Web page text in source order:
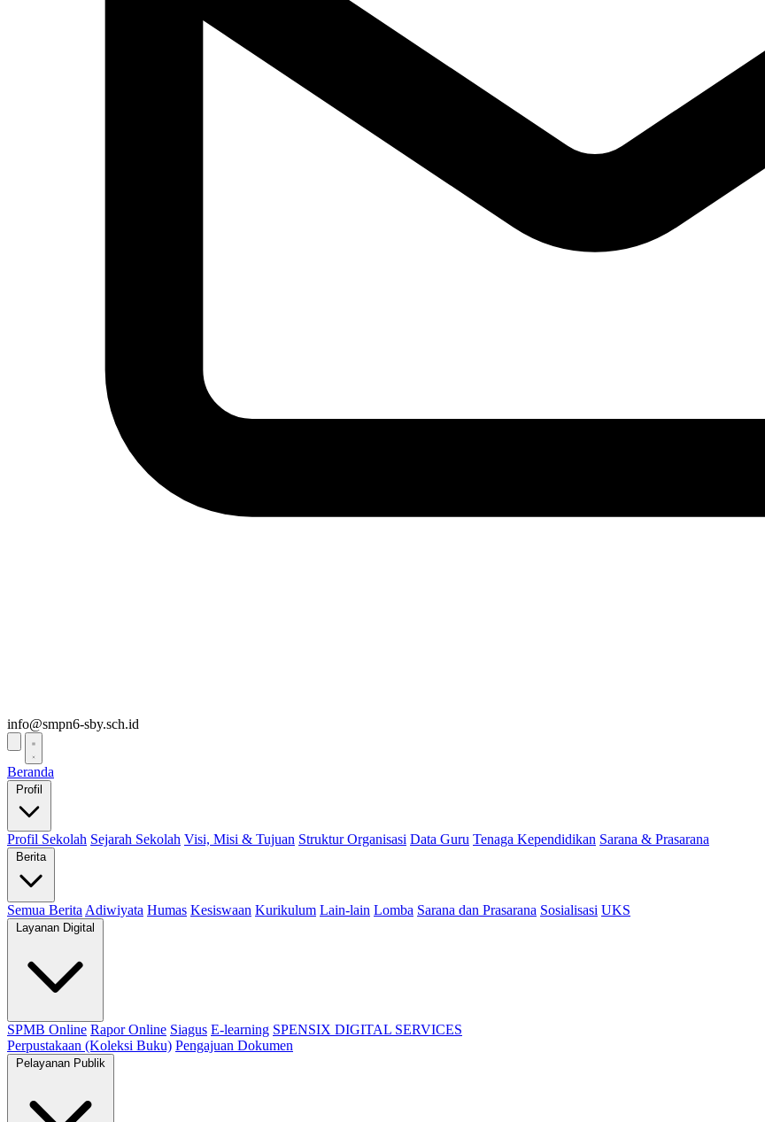
info@smpn6-sby.sch.id
Beranda
Profil
Profil Sekolah Sejarah Sekolah Visi, Misi & Tujuan Struktur Organisasi Data Guru Tenaga Kependidikan Sarana & Prasarana
Berita
Semua Berita Adiwiyata Humas Kesiswaan Kurikulum Lain-lain Lomba Sarana dan Prasarana Sosialisasi UKS
Layanan Digital
SPMB Online Rapor Online Siagus E-learning SPENSIX DIGITAL SERVICES
Perpustakaan (Koleksi Buku) Pengajuan Dokumen
Pelayanan Publik